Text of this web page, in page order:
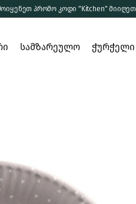
პრომო კოდი "Kitchen"
სამზარეულო ჭურჭელი
ჭიქები